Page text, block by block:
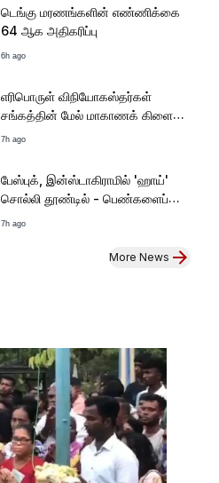
டெங்கு மரணங்களின் எண்ணிக்கை
64 ஆக அதிகரிப்பு
6h ago
எரிபொருள் விநியோகஸ்தர்கள்
சங்கத்தின் மேல் மாகாணக் கிளை
நாளை ஆரம்பம்
7h ago
பேஸ்புக், இன்ஸ்டாகிராமில் 'ஹாய்'
சொல்லி தூண்டில் - பெண்களைப்
பயன்படுத்தி மோசடி!
7h ago
More News